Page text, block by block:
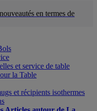
en termes de
et service de table
la Table
et récipients isothermes